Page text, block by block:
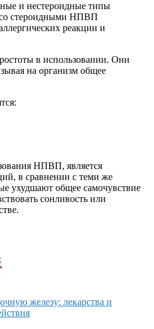
и нестероидные типы
со стероидными НПВП
реакции и
в использовании. Они
на организм общее
НПВП, является
в сравнении с теми же
ухудшают общее самочувствие
сонливость или
железу: лекарства и